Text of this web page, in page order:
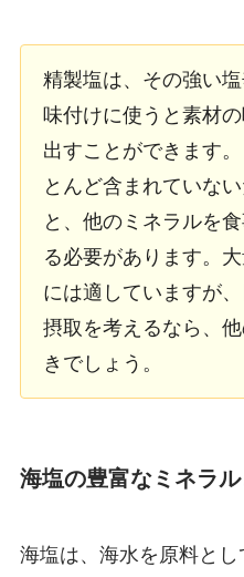
精製塩は、その強い
味付けに使うと素材
出すことができます
とんど含まれていな
と、他のミネラルを
る必要があります。
には適していますが
摂取を考えるなら、
きでしょう。
海塩の豊富なミネラ
海塩は、海水を原料と